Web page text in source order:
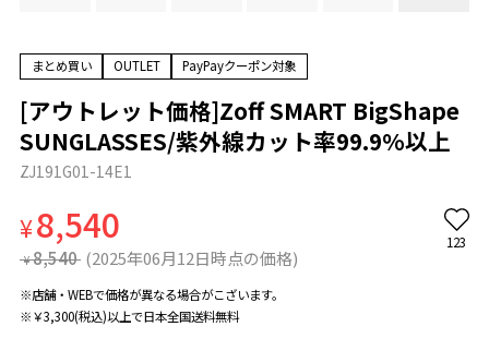
まとめ買い OUTLET PayPayクーポン対象
[アウトレット価格]Zoff SMART BigShape
SUNGLASSES/紫外線カット率99.9%以上
ZJ191G01-14E1
¥8,540
¥ 8,540 (2025年06月12日時点の価格)
123
※店舗・WEBで価格が異なる場合がこざいます。
※￥3,300(税込)以上で日本全国送料無料